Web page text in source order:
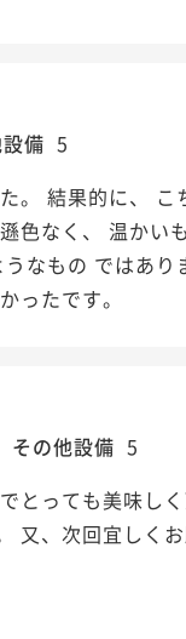
備 5
。 結果的に、 こ
色なく、 温かい
なもの ではあり
ったです。
その他設備 5
とっても美味し
又、次回宜しくお